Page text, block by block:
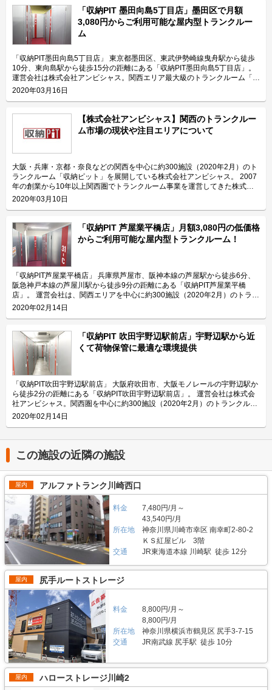
「収納PIT 墨田向島5丁目店」墨田区で月額
3,080円からご利用可能な屋内型トランクルー
ム
「収納PIT墨田向島5丁目店」 東京都墨田区、東武伊勢崎線曳舟駅から徒歩
10分、東向島駅から徒歩15分の距離にある「収納PIT墨田向島5丁目店」。
運営会社は株式会社アンビシャス。関西エリア最大級のトランクルーム「収
納ピット」を運営している会社です。関西エリアを中心に約300施設
（2020年2月）を展開し、首都圏にも進出するなど、サービスの拡充も行な
向島5丁目店」の特長や利用用途などをご紹介致します。 「収納PIT墨田向
島5丁目店」の特長を教えてください。 「収納PIT墨田向島5丁目店」は都道
461号周辺に位置しており、曳舟駅からも近くてアクセスしやすいトランク
入搬出頂けます。 2020年1月にオープンした「収納PIT墨田向島5丁目店」
は、関西/大阪府下トップシェアを誇る株式会社アンビシャスの関東1号店
で、墨田区では珍しい全室1階の屋内型トランクルームです。 自社製のパー
テーションで区切った部屋の高さは2mあり、大きさは最小0.3帖から最大
3.6帖までの豊富なサイズを全29室ご用意しております。各部屋の扉は間口
が広く、無料貸し出しの台車を完備しているため、大きい荷物の出し入れが
簡単です。 無人運営のトランクルームなので24時間365日いつでもご利用
頂けます。外部にはLED照明を設置しており、夜も明るく安心できる環境で
す。 除湿機やサーキュレーター、換気扇や扇風機など換気設備を完備して
おり、荷物の保管に最適な環境を提供致します。 主にどんな方がご利用さ
れているのでしょうか？ 「収納PIT墨田向島5丁目店」は主に墨田・向島・
曳舟・浅草エリアにお住いのファミリー層や個人のお客様に多くご利用頂い
ております。 主な収納物としては、0.3帖から1.0帖までの小型タイプの場
合は趣味の道具やアウトドアグッズが多く、2.0帖以上の中・大型タイプの
場合は家具や家電一式などを収納されるケースが多いです。最大3.6帖まで
の部屋をご用意しており、引っ越しの一時預けや法人の在庫管理などにもお
すすめです。 セキュリティや安全面について教えてください。 「収納PIT墨
田向島5丁目店」は荷物の保管に安心・安全なセキュリティ設備として、専
用のセキュリティカードや防犯カメラなどを備えております。 入口の電子
錠は専用カードキーで解錠し、各部屋はシリンダーキーを使用しています。
またセキュリティ対策の一環として、入口の電子錠に防犯カメラを設置し、
専用カードキーでの入室履歴も管理しております。また、人感センサーと
LED照明も設置しており、夜間にも明るい環境で荷物を収納頂けるため、女
性一人でも安心してご利用頂けます。 ご要望やご不明な点があればコール
センターにてオペレーターが対応いたしますので、万が一のトラブル時にも
安心頂ける体制を整えております。 費用や契約について教えてください。
0.3帖の小型タイプから3.6帖の大型タイプまで、月額3,080円〜36,850円(税
込)の価格帯でご利用頂けます。ご契約や事前に内覧をご希望の場合は、
LIFULLトランクルームのメール又は電話にてお問合せください。 初期費用
事前審査が必要です。クレジットカード決済ご利用の場合、事前審査が不要
き終了後、鍵を郵送いたします。尚、本店に取りに来ていただければ即日利
用も可能です。 時期によってお得なキャンペーンを行なっておりますの
で、ご契約の前にLIFULLトランクルームのHPをご覧ください。お手頃な価
格でトランクルームをご利用頂けます。 編集後記 関西/大阪府下で店舗数
No.1の実績を誇る株式会社アンビシャスの「収納ピット」。 2020年1月に
オープンした関東1号店「収納PIT墨田向島5丁目店」を始めとして首都圏に
進出してきたばかりだが、今までの経営ノウハウを基にした事業拡大と出店
スピードアップで、2020年3月現在は関東で全11店舗を運営している。 東
京で1番の出店数を目指す勢いのある成長企業だが、ただ店舗数を増やすだ
けではなく、お客様に一番近いトランクルームを提供するために社員教育に
も重点を置くなど、今回満を持しての東京進出になる。 株式会社アンビシ
ャスの特徴は既存施設を活用することで、物件の価値を高めながら、お客様
にとっては自宅から近くて安価に使えるトランクルームを提供することにも
つながっている点だ。また、お手頃な価格でトランクルームを提供すること
も特徴だ。 組織としての勢いだけではなく、社員の丁寧な対応や顧客視点
を持ちながらサービスを展開している株式会社アンビシャスの「収納ピッ
ト」。今後、関東でのサービス拡充が楽しみな取材だった。
2020年03月16日
【株式会社アンビシャス】関西のトランクルー
ム市場の現状や注目エリアについて
大阪・兵庫・京都・奈良などの関西を中心に約300施設（2020年2月）のト
ランクルーム「収納ピット」を展開している株式会社アンビシャス。 2007
年の創業から10年以上関西圏でトランクルーム事業を運営してきた株式会
社アンビシャスが感じる、関西エリアの市場感や今後の注目エリアなどにつ
いて伺いました。 関西圏のトランクルーム市場の規模や成長性を教えてく
る主要企業は、「収納ピット」を運営している私たち株式会社アンビシャス
と他3社程があります。 関東圏に比べて、企業の数は多くありませんし、ト
ランクルームの知名度も低いです。東京をはじめとした首都圏は多少知名度
はあるものの、まだ利用したことがない人も多いと思いますが、関西はそも
そもトランクルームの存在自体がほとんど知られていません。そのため、関
西のトランクルーム市場でマーケティングを行う際は、ブランドの前にトラ
ンクルームの認知促進が必要となるなど、市場としてはこれからだと思いま
す。 株式会社アンビシャスが運営する「収納ピット」、関西エリア最大級
のトランクルーム 首都圏と関西の違いを教えて下さい。 関西では貸し出す
賃料の敷地面積あたりの利用単価は関東に比べ、低いのが違いの1つです。
トランクルームの部屋面積2帖で関西は平均12,000円のところ、関東では
21,000円程になります（株式会社アンビシャス独自試算）。関東の方が貸
し出し単価が高い傾向にあり、企業数も関東の方が多いです。 しかしなが
ら関西はニーズがないというわけではなく、認知が低いことと、物件のオー
ナー様がトランクルーム事業のメリットを理解していないため導入が進んで
いないことがあります。さらに京都など観光都市では景観上の理由から、大
きな看板を出してはいけなかったり、ビルの高さ制限があり、トランクルー
ム用のスペースに当てられないといった課題もあります。 もちろん、今後
市場が伸びたら、関東の次に大きい商圏は関西なので、将来のポテンシャル
という意味では大きいと思います。 過去に比ベて関西圏のトランクルーム
市場は今後どのように変わっていくと思いますか？ 以前は郊外エリアの屋
外型が多かったのが、現在は市街地に屋内型のトランクルームがどんどん進
出してきています。 今まで利用していた方が関西圏に引っ越してきたり、
SNSなどを通じてサービスが口コミで広がりやすい時代などを背景とし
て、トランクルームの全体数は十分に増えていると実感しています。 ま
口密度が増えるエリアはもっと需要が伸びていくはずです。このような状況
に合わせて、当社でもトランクのオーナーを募集し京都、大阪の梅田、難
波、兵庫県の西宮、三宮エリアなどに注力していきたいと考えております。
2020年03月10日
「収納PIT 芦屋業平橋店」月額3,080円の低価格
からご利用可能な屋内型トランクルーム！
「収納PIT芦屋業平橋店」 兵庫県芦屋市、阪神本線の芦屋駅から徒歩6分、
阪急神戸本線の芦屋川駅から徒歩9分の距離にある「収納PIT芦屋業平橋
店」。 運営会社は、関西エリアを中心に約300施設（2020年2月）のトラン
クルーム「収納PIT（収納ピット）」を運営している株式会社アンビシャ
ス。お客様の収納に関する課題を解決するサービスを目指して関西最大級の
アンビシャスが運営している「収納PIT芦屋業平橋店」の特長や利用用途な
どをご紹介致します。 「収納PIT芦屋業平橋店」の特長を教えてください。
「収納PIT芦屋業平橋店」は国道2号線沿いに位置しており、芦屋駅や芦屋
川駅からも近くてアクセスしやすい屋内型のトランクルームです。 荷物を
保管する収納スペースは、最小0.3帖から最大5.1帖まで豊富なサイズをご用
意しております。全スペースの高さは2mあるので、段ボールなどの箱物で
あれば重ねることでより多く収納頂けます。 「収納PIT芦屋業平橋店」はお
客様の大切な荷物を保管するため、空気清浄機や送風機、換気扇など空調対
策はしっかり行っているため、カビなどが生まれにくい環境をとなっており
ます。 また、「収納PIT芦屋業平橋店」には専用の駐車場やエレベーター、
台車が完備されており、大きい荷物もスムーズに搬入搬出頂けます。 主に
どんな方がご利用されているのでしょうか？ 「収納PIT芦屋業平橋店」は芦
屋駅や芦屋川駅の近隣にお住いの方に多くご利用頂いております。このエリ
アにはファミリー層が多く、主な収納物としては季節物や衣類ケース、キャ
リーバックなどが多いです。収納スペースは最大5.1帖までご用意してお
り、引っ越し荷物などの大型荷物の一時保管にもご利用頂けます。 セキュ
リティや安全面について教えてください。 「収納PIT芦屋業平橋店」は荷物
の保管に安心・安全な設備として、専用のセキュリティカードや防犯カメラ
などのセキュリティ体制を備えております。 人感センサーとLED照明も設
置しており、夜間に照明のスイッチを探す手間なく荷物を収納頂けます。
トラブルやご不明な点などがある場合はスタッフが丁寧に対応させて頂きま
すので、お気軽にお問い合わせください。 費用や契約について教えてくだ
さい。 月額3,080円の低価格でご利用いただける「収納PIT芦屋業平橋店」
は0.3帖の小型タイプから5.1帖の大型タイプまで豊富なサイズをご用意して
おります。詳細につきましてはLIFULLトランクルームのHPにてご覧くださ
い。 また、「収納PIT芦屋業平橋店」また、「収納PIT芦屋業平橋店」は6ヶ
月以上のご利用を条件に、「3ヶ月間50％OFF」と「初期費用無料」の特別
キャンペーンを実施（2019年12月）しており、利用しやすい価格帯でトラ
ンクルームのご契約が可能です。事前に内覧やご契約をご希望する場合は、
LIFULLトランクルームのメール又は電話にてお問合せください。 初期費用
や月額費用のお支払いは銀行振込や口座引落もしくはクレジットカード決済
で対応いたします。クレジットカード決済の場合、保証会社の事前審査が不
要となり簡単にお手続き頂けます。 決済を完了した後、本部での⼿渡しや
郵送にてカギの受け渡しができますので、ご希望に合わせて受け渡しの方法
をお選びください。 編集後記 「収納スペースが足りない」、「もっとラク
に収納したい」そのようなお客様の悩みを解消するトランクルームの「収納
PIT（収納ピット）」。 担当者に話を聞くと、お客様の収納に関する課題を
2020年02月14日
「収納PIT 吹田宇野辺駅前店」宇野辺駅から近
くて荷物保管に最適な環境提供
「収納PIT吹田宇野辺駅前店」 大阪府吹田市、大阪モノレールの宇野辺駅か
ら徒歩2分の距離にある「収納PIT吹田宇野辺駅前店」。 運営会社は株式会
社アンビシャス。関西圏を中心に約300施設（2020年2月）のトランクルー
ム「収納ピット」を展開しています。2006年7月大阪市中央区にて設
立。"志の高い人格者の輩出によって、会社に貢献する"という企業理念のも
との距離が一番近いトランクルームを目指しています。 今回は、株式会社
アンビシャスが運営している「収納PIT吹田宇野辺駅前店」の特長や利用用
途などをご紹介致します。 「収納PIT吹田宇野辺駅前店」の特長を教えてく
ださい。 「収納PIT吹田宇野辺駅前店」は府道2号、14号周辺に位置してお
り、宇野辺駅からも近くてアクセスしやすいトランクルームです。24時間
365日運営しているので、時間帯を気にせず荷物を搬入搬出頂けます。 荷物
を保管する収納スペースは、屋内をパーテーションで区切って大小様々なサ
イズにしており、最小0.3帖から最大3帖までのサイズをご用意しています。
各スペースの高さは1.9mで、天井にはネットフェンスを設置しているた
め、荷物が盗難される心配はございません。 また、「収納PIT吹田宇野辺駅
前店」はお客様の大切な荷物を保管するため、空気清浄機や送風機、換気扇
などを設置してしっかりとした空調対策を行なっております。 主にどんな
方がご利用されているのでしょうか？ 「収納PIT吹田宇野辺駅前店」は大阪
府の宇野辺、青葉丘、穂積、松ヶ本町、新芦屋上、千里丘、紫明園周辺にお
住いの方に多くご利用頂いております。 特に宇野辺駅の近隣にお住いの方
に多くご利用頂いており、ユーザー層も個人からファミリーまで幅広いで
す。主な収納物としては季節物のお洋服や、思い出の品やゴルフなどの趣味
のグッズなどが多いです。法人のお客様の場合、書類保管や在庫保管にご利
用頂いております。館内にエレベーターや台車があるため、大きい荷物も問
題なく出し入れ可能です。 セキュリティや安全面について教えてくださ
い。 「収納PIT吹田宇野辺駅前店」には防犯カメラ、入り口の電子錠と部屋
別の錠で2重ロックなどのセキュリティ体制を備え、荷物の保管に安心・安
全な環境づくりを心がけております。館内には人感センサーやLED照明を設
置していて、夜も明るく快適に作業頂けます。カビなどの劣化を防止するた
め、空気清浄機や送風機、換気扇などを設置して空調対策を行なっておりま
す。 また、ご要望やご不明な点があれば電話にてオペレーターが対応（営
2020年02月14日
この施設の近隣の施設
屋内 アルファトランク川崎西口
料金
7,480円/月～
43,540円/月
所在地
神奈川県川崎市幸区 南幸町2-80-2
ＫＳ紅屋ビル 3階
交通
JR東海道本線 川崎駅 徒歩 12分
屋内 尻手ルートストレージ
料金
8,800円/月～
8,800円/月
所在地
神奈川県横浜市鶴見区 尻手3-7-15
交通
JR南武線 尻手駅 徒歩 10分
屋内 ハローストレージ川崎2